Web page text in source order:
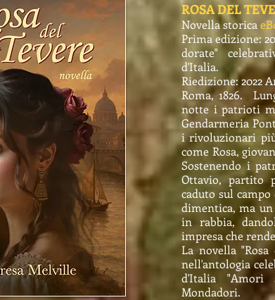
ROSA DEL
Novella storica
Prima edizione:
dorate"
d'Italia.
Riedizione: 2022
Roma, 1826.
notte i patrioti
Gendarmeria
i rivoluzionari
come Rosa,
Sostenendo i
Ottavio, partito
caduto sul
dimentica, ma
in rabbia,
impresa che
La novella
nell'antologia
d'Italia "Amori
Mondadori.